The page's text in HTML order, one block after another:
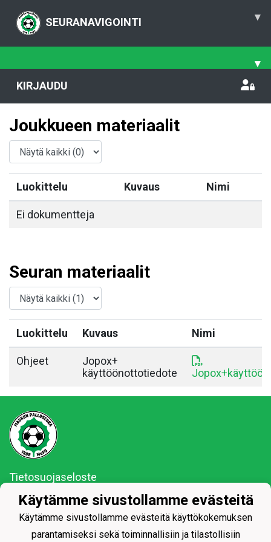
SEURANAVIGOINTI ▾
▾
KIRJAUDU
Joukkueen materiaalit
Luokittelu Kuvaus Nimi
Ei dokumentteja
Seuran materiaalit
Luokittelu Kuvaus Nimi
Ohjeet
Jopox+
käyttöönottotiedote
Tietosuojaseloste
MaPS vaan ja se on siinä!
Käytämme sivustollamme evästeitä
Käytämme sivustollamme evästeitä käyttökokemuksen
parantamiseksi sekä toiminnallisiin ja tilastollisiin